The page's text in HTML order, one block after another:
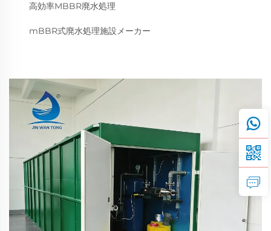
高効率MBBR廃水処理
mBBR式廃水処理施設メーカー